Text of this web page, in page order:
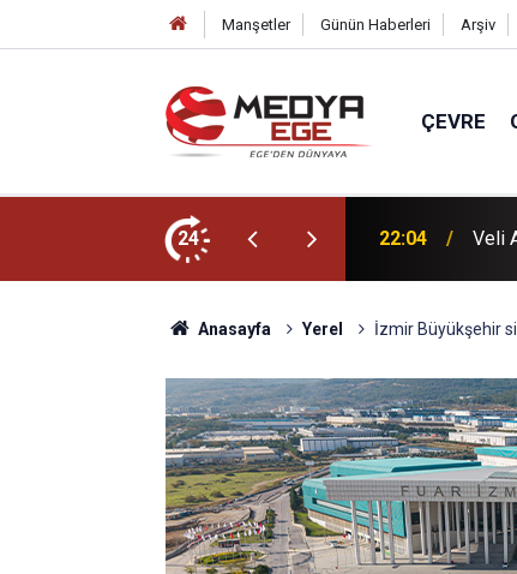
Manşetler Günün Haberleri Arşiv
ÇEVRE
24 22:00
Anasayfa Yerel İzmir Büyükşehir